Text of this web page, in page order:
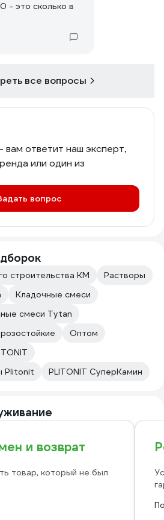
- это сколько в
все вопросы
вам ответит наш эксперт,
или один из
вопрос
строительства КМ
Растворы
Кладочные смеси
смеси Tytan
Оптом
Plitonit
PLITONIT СуперКамин
и возврат
товар, который не был